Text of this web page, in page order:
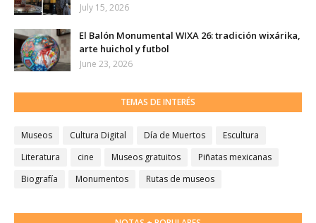
July 15, 2026
El Balón Monumental WIXA 26: tradición wixárika,
arte huichol y futbol
June 23, 2026
TEMAS DE INTERÉS
Museos Cultura Digital Día de Muertos
Escultura
Literatura
cine Museos gratuitos
Piñatas mexicanas
Biografía
Monumentos Rutas de museos